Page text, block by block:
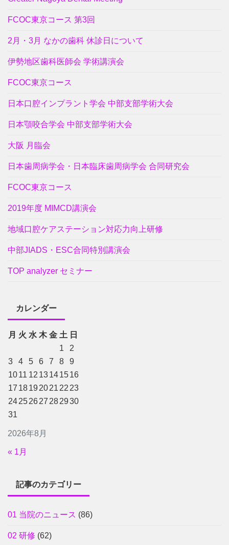
FCOC東京コース 第3回
2月・3月 なかの歯科 休診日について
伊勢地区歯科医師会 学術講演会
FCOC東京コース
日本口腔インプラント学会 中部支部学術大会
日本顎咬合学会 中部支部学術大会
大阪 月臨会
日本歯周病学会・日本臨床歯周病学会 合同研究会
FCOC東京コース
2019年度 MIMCD講演会
地域口腔ケアステーション対応力向上研修
中部JIADS・ESC合同特別講演会
TOP analyzer セミナー
カレンダー
2026年8月
月 火 水 木 金 土 日
1
2
3
4 5 6 7 8
9
1011 12 13141516
17 181920212223
24252627282930
31
« 1月
記事のカテゴリー
01 当院のニュース (86)
02 研修 (62)